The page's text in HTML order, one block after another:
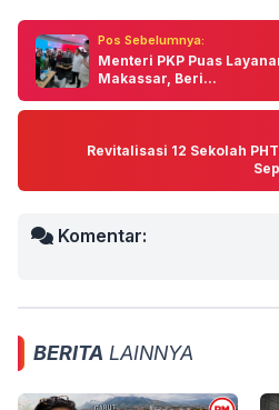
Pos Sebelumnya:
Menteri PKP Puas
Makassar, Beri...
Revitalisasi 12 Sekolah
Komentar:
BERITA LAINNYA